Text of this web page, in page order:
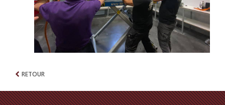
RETOUR